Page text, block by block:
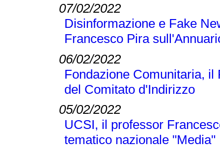
07/02/2022
Disinformazione e Fake
Francesco Pira
06/02/2022
Fondazione Comunitaria,
del Comitato d'Indirizzo
05/02/2022
UCSI, il professor
tematico nazionale "Media"